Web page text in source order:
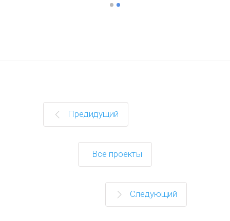
Предидущий
Все проекты
Следующий